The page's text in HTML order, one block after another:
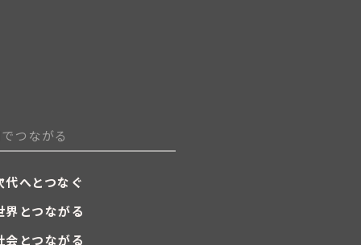
つながる
代へとつなぐ
界とつながる
会とつながる